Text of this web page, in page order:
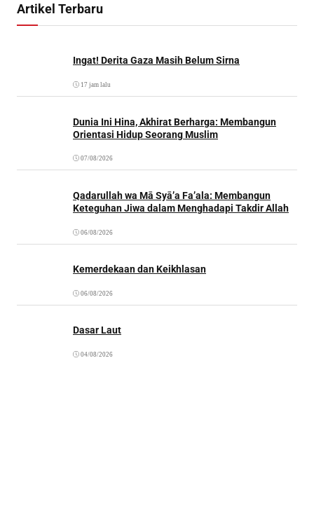
Artikel Terbaru
Ingat! Derita Gaza Masih Belum Sirna
17 jam lalu
Dunia Ini Hina, Akhirat Berharga: Membangun
Orientasi Hidup Seorang Muslim
07/08/2026
Qadarullah wa Mā Syā’a Fa’ala: Membangun
Keteguhan Jiwa dalam Menghadapi Takdir Allah
06/08/2026
Kemerdekaan dan Keikhlasan
06/08/2026
Dasar Laut
04/08/2026